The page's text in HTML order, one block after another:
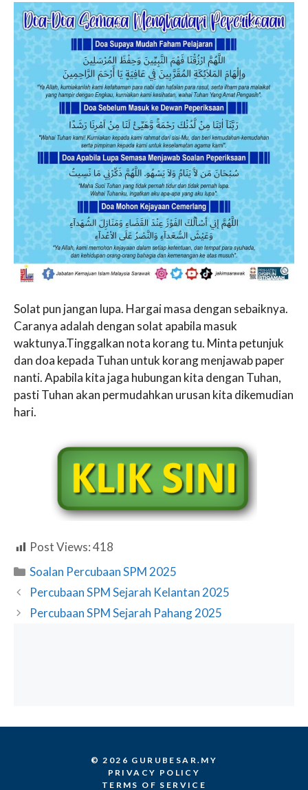
Solat pun jangan lupa. Hargai masa dengan sebaiknya.
Caranya adalah dengan solat apabila masuk
waktunya.Tinggalkan nota korang tu. Minta petunjuk
dan doa kepada Tuhan untuk korang menjawab paper
nanti. Apabila kita jaga hubungan kita dengan Tuhan,
pasti Tuhan akan permudahkan urusan kita dikemudian
hari.
Post Views:418
Categories
Soalan Percubaan SPM 2025
Percubaan SPM Sejarah Kelantan 2025
Percubaan SPM Sejarah Pahang 2025
© 2026 GURUBESAR.MY
PRIVACY POLICY
TERMS OF SERVICE